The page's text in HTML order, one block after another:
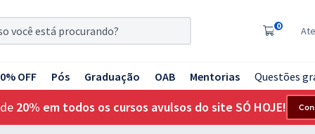
0
OFF Pós Graduação OAB Mentorias Questões
20% em todos os cursos avulsos do site SÓ HOJE!